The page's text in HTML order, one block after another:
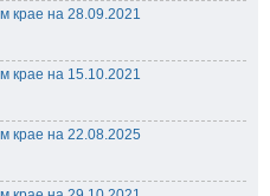
крае на 28.09.2021
крае на 15.10.2021
крае на 22.08.2025